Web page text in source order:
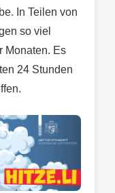
In Teilen von
so viel
Monaten. Es
24 Stunden